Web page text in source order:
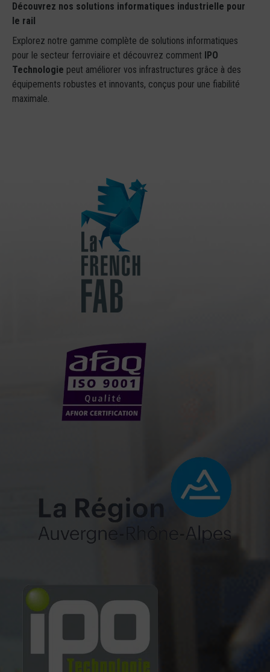
Découvrez nos solutions informatiques industrielle pour
le rail
Explorez notre gamme complète de solutions informatiques
pour le secteur ferroviaire et découvrez comment IPO
Technologie peut améliorer vos infrastructures grâce à des
équipements robustes et innovants, conçus pour une fiabilité
maximale.